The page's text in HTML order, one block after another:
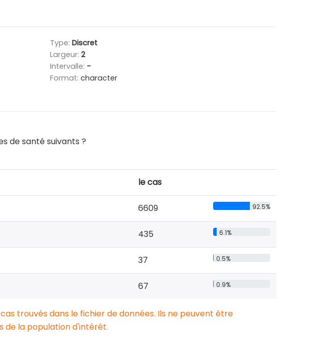
Type: Discret
Largeur: 2
Intervalle: -
Format: character
de santé suivants ?
le cas
6609 92.5%
435 6.1%
37 0.5%
67 0.9%
trouvés dans le fichier de données. Ils ne peuvent être
de la population d'intérêt.